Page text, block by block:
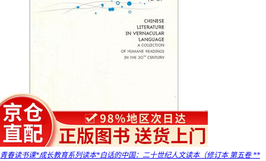
青春读书课*成长教育系列读本*白话的中国：二十世纪人文读本（修订本 第五卷 **